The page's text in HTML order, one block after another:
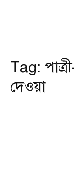
Tag:
দেওয়া